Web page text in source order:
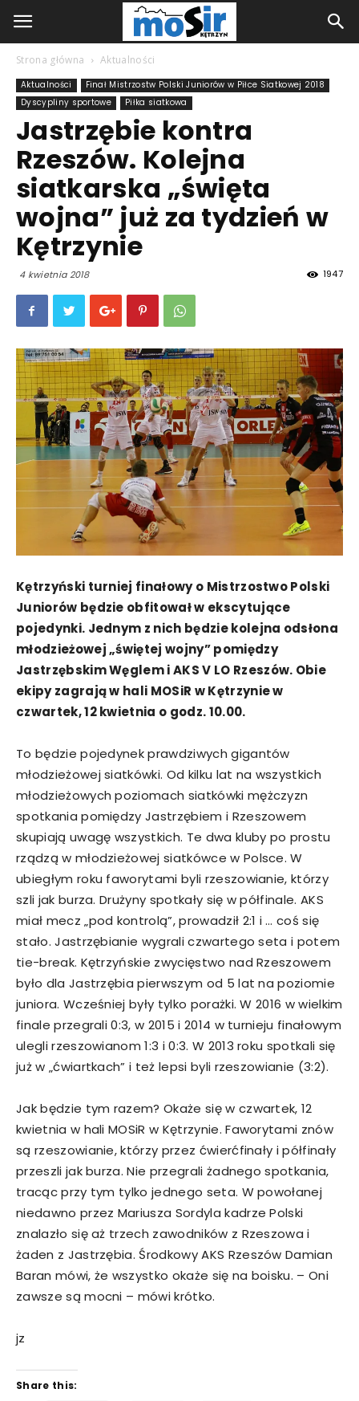
Strona główna Aktualności
Aktualności
Finał Mistrzostw Polski Juniorów w Piłce Siatkowej 2018
Dyscypliny sportowe
Piłka siatkowa
Jastrzębie kontra
Rzeszów. Kolejna
siatkarska „święta
wojna” już za tydzień w
Kętrzynie
4 kwietnia 2018 1947
Kętrzyński turniej finałowy o Mistrzostwo Polski
Juniorów będzie obfitował w ekscytujące
pojedynki. Jednym z nich będzie kolejna odsłona
młodzieżowej „świętej wojny” pomiędzy
Jastrzębskim Węglem i AKS V LO Rzeszów. Obie
ekipy zagrają w hali MOSiR w Kętrzynie w
czwartek, 12 kwietnia o godz. 10.00.
To będzie pojedynek prawdziwych gigantów
młodzieżowej siatkówki. Od kilku lat na wszystkich
młodzieżowych poziomach siatkówki mężczyzn
spotkania pomiędzy Jastrzębiem i Rzeszowem
skupiają uwagę wszystkich. Te dwa kluby po prostu
rządzą w młodzieżowej siatkówce w Polsce. W
ubiegłym roku faworytami byli rzeszowianie, którzy
szli jak burza. Drużyny spotkały się w półfinale. AKS
miał mecz „pod kontrolą”, prowadził 2:1 i … coś się
stało. Jastrzębianie wygrali czwartego seta i potem
tie-break. Kętrzyńskie zwycięstwo nad Rzeszowem
było dla Jastrzębia pierwszym od 5 lat na poziomie
juniora. Wcześniej były tylko porażki. W 2016 w wielkim
finale przegrali 0:3, w 2015 i 2014 w turnieju finałowym
ulegli rzeszowianom 1:3 i 0:3. W 2013 roku spotkali się
już w „ćwiartkach” i też lepsi byli rzeszowianie (3:2).
Jak będzie tym razem? Okaże się w czwartek, 12
kwietnia w hali MOSiR w Kętrzynie. Faworytami znów
są rzeszowianie, którzy przez ćwierćfinały i półfinały
przeszli jak burza. Nie przegrali żadnego spotkania,
tracąc przy tym tylko jednego seta. W powołanej
niedawno przez Mariusza Sordyla kadrze Polski
znalazło się aż trzech zawodników z Rzeszowa i
żaden z Jastrzębia. Środkowy AKS Rzeszów Damian
Baran mówi, że wszystko okaże się na boisku. – Oni
zawsze są mocni – mówi krótko.
jz
Share this: